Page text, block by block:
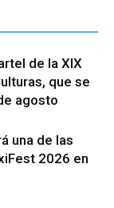
de la XIX
que se
agosto
una de las
2026 en